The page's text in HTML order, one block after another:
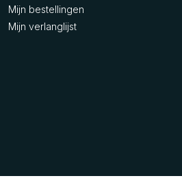
Mijn bestellingen
Mijn verlanglijst